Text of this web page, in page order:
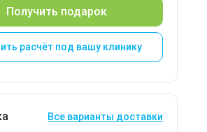
Получить подарок
расчёт под вашу клинику
Все варианты доставки